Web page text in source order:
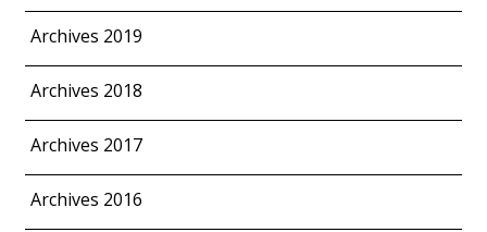
Archives 2019
Archives 2018
Archives 2017
Archives 2016